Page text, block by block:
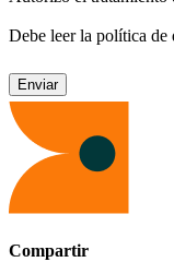
Debe leer la política de
Compartir